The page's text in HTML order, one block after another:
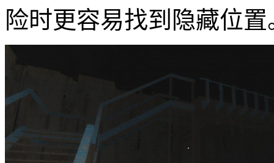
险时更容易找到隐藏位置